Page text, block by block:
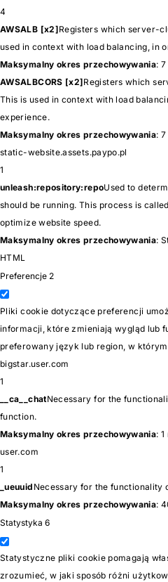
4
AWSALB [x2]Registers which server-
used in context with load balancing, in
Maksymalny okres przechowywania: 7
AWSALBCORS [x2]Registers which
This is used in context with load
experience.
Maksymalny okres przechowywania: 7
static-website.assets.paypo.pl
1
unleash:repository:repoUsed to
should be running. This process is
optimize website speed.
Maksymalny okres przechowywania:
HTML
Preferencje 2
Pliki cookie dotyczące preferencji
informacji, które zmieniają wygląd lub
preferowany język lub region, w
bigstar.user.com
1
__ca__chatNecessary for the
function.
Maksymalny okres przechowywania: 1
user.com
1
_ueuuid Necessary for the functionality
Maksymalny okres przechowywania:
Statystyka 6
Statystyczne pliki cookie pomagają
zrozumieć, w jaki sposób różni